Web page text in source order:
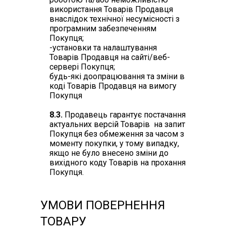
використання Товарів Продавця
внаслідок технічної несумісності з
програмним забезпеченням
Покупця;
-установки та налаштування
Товарів Продавця на сайті/веб-
сервері Покупця;
будь-які доопрацювання та зміни в
коді Товарів Продавця на вимогу
Покупця
8.3. Продавець гарантує постачання
актуальних версій Товарів на запит
Покупця без обмеження за часом з
моменту покупки, у тому випадку,
якщо не було внесено зміни до
вихідного коду Товарів на прохання
Покупця.
УМОВИ ПОВЕРНЕННЯ
ТОВАРУ